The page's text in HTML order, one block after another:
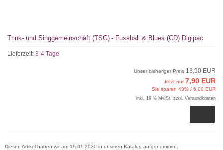
Trink- und Singgemeinschaft (TSG) - Fussball & Blues (CD) Digipac
Lieferzeit: 3-4 Tage
Unser bisheriger Preis 13,90 EUR
Jetzt nur7,90 EUR
Sie sparen 43% / 6,00 EUR
inkl. 19 % MwSt. zzgl. Versandkosten
Diesen Artikel haben wir am 19.01.2020 in unseren Katalog aufgenommen.